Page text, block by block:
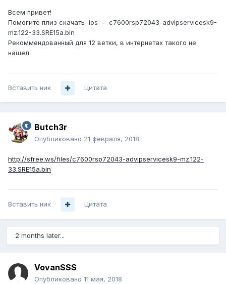
Всем привет!
Помогите плиз скачать ios - c7600rsp72043-advipservicesk9-
mz.122-33.SRE15a.bin
Рекоммендованный для 12 ветки, в интернетах такого не
нашел.
Вставить ник Цитата
Butch3r
Опубликовано 21 февраля, 2018
http://sfree.ws/files/c7600rsp72043-advipservicesk9-mz.122-
33.SRE15a.bin
Вставить ник Цитата
2 months later...
VovanSSS
Опубликовано 11 мая, 2018